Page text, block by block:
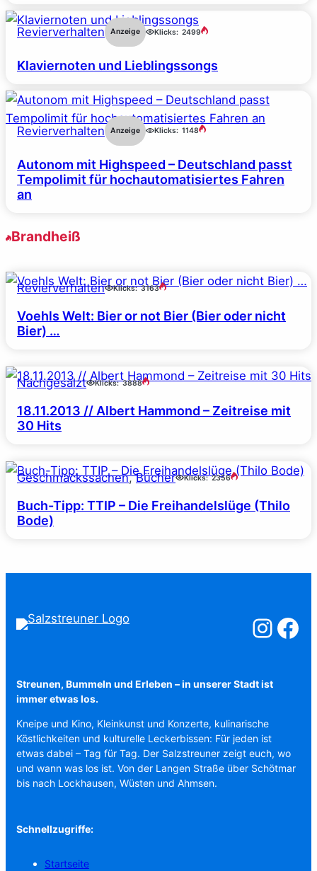
Revierverhalten Anzeige Klicks: 2499
Klaviernoten und Lieblingssongs
Revierverhalten Anzeige Klicks: 1148
Autonom mit Highspeed – Deutschland passt
Tempolimit für hochautomatisiertes Fahren
an
Brandheiß
Revierverhalten Klicks: 3163
Voehls Welt: Bier or not Bier (Bier oder nicht
Bier) …
Nachgesalzt Klicks: 3888
18.11.2013 // Albert Hammond – Zeitreise mit
30 Hits
Geschmackssachen, Bücher Klicks: 2356
Buch-Tipp: TTIP – Die Freihandelslüge (Thilo
Bode)
Salzstreuner
Streunen, Bummeln und Erleben – in unserer Stadt ist
immer etwas los.
Kneipe und Kino, Kleinkunst und Konzerte, kulinarische
Köstlichkeiten und kulturelle Leckerbissen: Für jeden ist
etwas dabei – Tag für Tag. Der Salzstreuner zeigt euch, wo
und wann was los ist. Von der Langen Straße über Schötmar
bis nach Lockhausen, Wüsten und Ahmsen.
Schnellzugriffe:
Startseite